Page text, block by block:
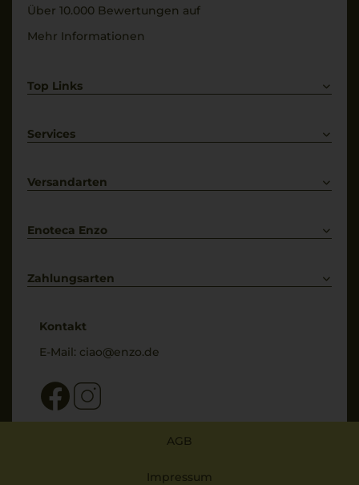
Über 10.000 Bewertungen auf
Mehr Informationen
Top Links
Weißwein
Services
Kontakt
Versandarten
Enoteca Enzo
Bewertungs-Richtlinien
Zahlungsarten
Kontakt
E-Mail: ciao@enzo.de
AGB
Impressum